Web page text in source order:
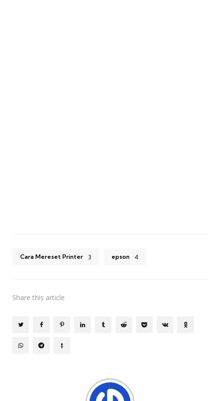
Cara Mereset Printer 3 epson 4
Share this article